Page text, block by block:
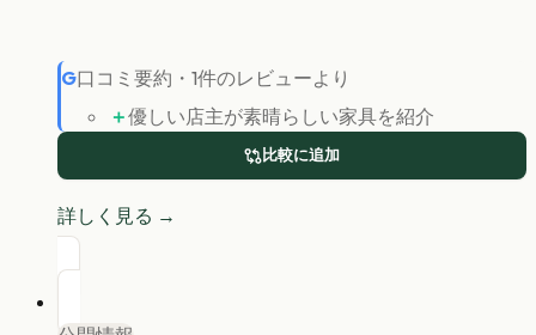
G口コミ要約 ・ 1件のレビューより
＋優しい店主が素晴らしい家具を紹介
比較に追加
詳しく見る →